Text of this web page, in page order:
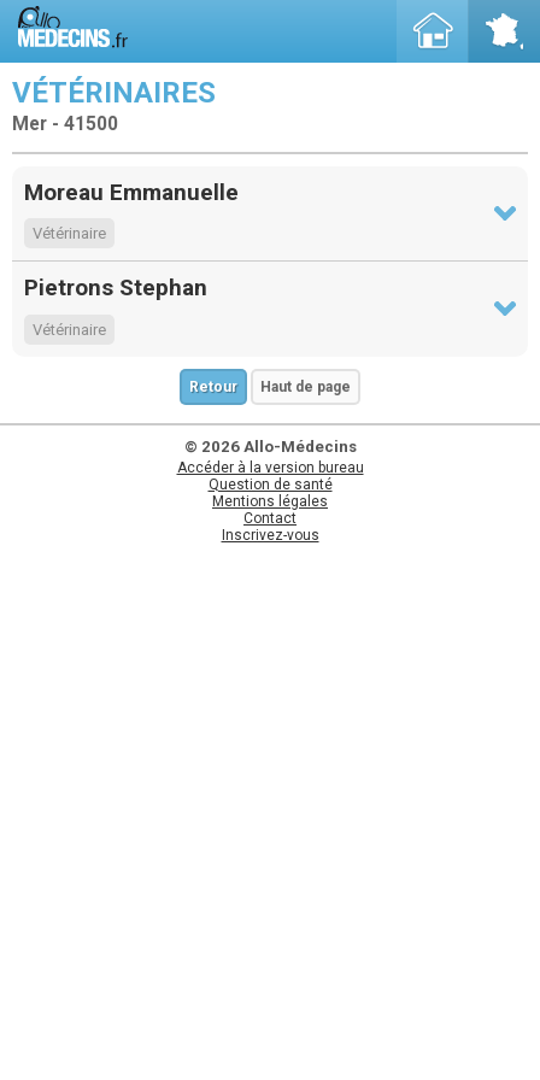
VÉTÉRINAIRES
Mer - 41500
Moreau Emmanuelle
Vétérinaire
Pietrons Stephan
Vétérinaire
Retour Haut de page
© 2026 Allo-Médecins
Accéder à la version bureau
Question de santé
Mentions légales
Contact
Inscrivez-vous